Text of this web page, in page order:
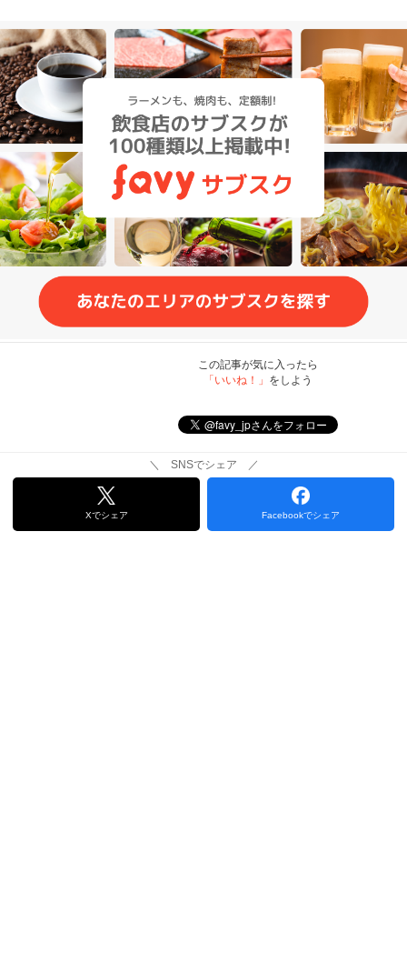
この記事が気に入ったら
「いいね！」 をしよう
＼ SNSでシェア ／
Xでシェア Facebookでシェア